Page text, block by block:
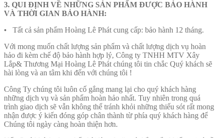
3. QUI ĐỊNH VỀ NHỮNG SẢN PHẨM ĐƯỢC BẢO HÀNH
VÀ THỜI GIAN BẢO HÀNH:
• Tất cả sản phẩm Hoàng Lê Phát cung cấp: bảo hành 12 tháng.
Với mong muốn chất lượng sản phẩm và chất lượng dịch vụ hoàn
hảo đi kèm chế độ bảo hành hợp lý, Công ty TNHH MTV Xây
Lắp& Thương Mại Hoàng Lê Phát chúng tôi tin chắc Quý khách sẽ
hài lòng và an tâm khi đến với chúng tôi !
Công Ty chúng tôi luôn cố gắng mang lại cho quý khách hàng
những dịch vụ và sản phẩm hoàn hảo nhất. Tuy nhiên trong quá
trình giao dịch sẽ vẫn không thể tránh khỏi những thiếu sót rất mong
nhận được ý kiến đóng góp chân thành từ phía quý khách hàng để
Chúng tôi ngày càng hoàn thiện hơn.